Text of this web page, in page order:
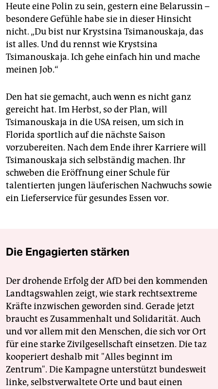
Heute eine Polin zu sein, gestern eine Belarussin –
besondere Gefühle habe sie in dieser Hinsicht
nicht. „Du bist nur Krystsina Tsimanouskaja, das
ist alles. Und du rennst wie Krystsina
Tsimanouskaja. Ich gehe einfach hin und mache
meinen Job.“
Den hat sie gemacht, auch wenn es nicht ganz
gereicht hat. Im Herbst, so der Plan, will
Tsimanouskaja in die USA reisen, um sich in
Florida sportlich auf die nächste Saison
vorzubereiten. Nach dem Ende ihrer Karriere will
Tsimanouskaja sich selbständig machen. Ihr
schweben die Eröffnung einer Schule für
talentierten jungen läuferischen Nachwuchs sowie
ein Lieferservice für gesundes Essen vor.
Die Engagierten stärken
Der drohende Erfolg der AfD bei den kommenden
Landtagswahlen zeigt, wie stark rechtsextreme
Kräfte inzwischen geworden sind. Gerade jetzt
braucht es Zusammenhalt und Solidarität. Auch
und vor allem mit den Menschen, die sich vor Ort
für eine starke Zivilgesellschaft einsetzen. Die taz
kooperiert deshalb mit "Alles beginnt im
Zentrum". Die Kampagne unterstützt bundesweit
linke, selbstverwaltete Orte und baut einen